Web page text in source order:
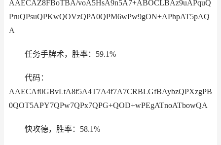
AAECAZ8FBoTBA/voA5HsA9n5A7+ABOCLBAz9uAPquQ
PruQPsuQPKwQOVzQPA0QPM6wPw9gON+APhpAT5pAQ
A
任务手牌术，胜率：59.1%
代码：
AAECAf0GBvLtA8f5A4T7A4f7A7CRBLGfBAybzQPXzgPB
0QOT5APY7QPw7QPx7QPG+QOD+wPEgATnoATbowQA
快攻德，胜率：58.1%